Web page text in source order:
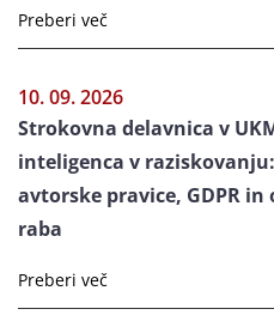
Preberi več
10. 09. 2026
Strokovna delavnica v
inteligenca v
avtorske pravice, GDPR in
raba
Preberi več